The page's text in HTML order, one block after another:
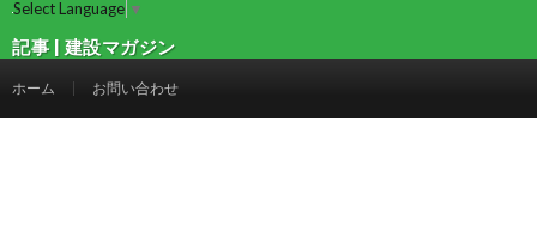
Select Language ▼
記事 | 建設マガジン
ホーム お問い合わせ